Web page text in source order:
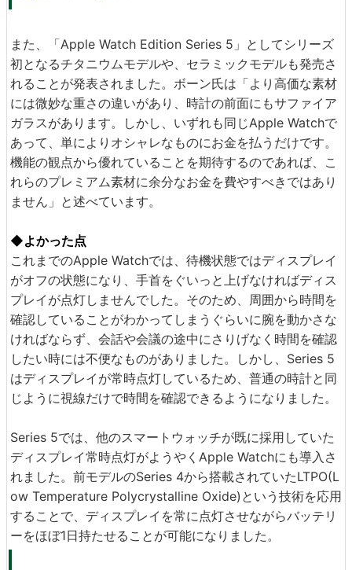
また、「Apple Watch Edition Series 5」としてシリーズ
初となるチタニウムモデルや、セラミックモデルも発売さ
れることが発表されました。ボーン氏は「より高価な素材
には微妙な重さの違いがあり、時計の前面にもサファイア
ガラスがあります。しかし、いずれも同じApple Watchで
あって、単によりオシャレなものにお金を払うだけです。
機能の観点から優れていることを期待するのであれば、こ
れらのプレミアム素材に余分なお金を費やすべきではあり
ません」と述べています。
◆よかった点
これまでのApple Watchでは、待機状態ではディスプレイ
がオフの状態になり、手首をぐいっと上げなければディス
プレイが点灯しませんでした。そのため、周囲から時間を
確認していることがわかってしまうぐらいに腕を動かさな
ければならず、会話や会議の途中にさりげなく時間を確認
したい時には不便なものがありました。しかし、Series 5
はディスプレイが常時点灯しているため、普通の時計と同
じように視線だけで時間を確認できるようになりました。
Series 5では、他のスマートウォッチが既に採用していた
ディスプレイ常時点灯がようやくApple Watchにも導入さ
れました。前モデルのSeries 4から搭載されていたLTPO(L
ow Temperature Polycrystalline Oxide)という技術を応用
することで、ディスプレイを常に点灯させながらバッテリ
ーをほぼ1日持たせることが可能になりました。